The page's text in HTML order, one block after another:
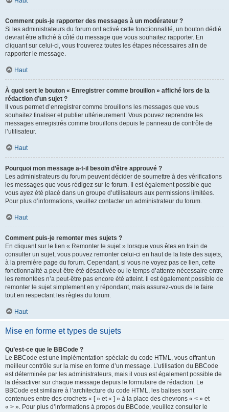
Comment puis-je rapporter des messages à un modérateur ?
Si les administrateurs du forum ont activé cette fonctionnalité, un bouton dédié
devrait être affiché à côté du message que vous souhaitez rapporter. En
cliquant sur celui-ci, vous trouverez toutes les étapes nécessaires afin de
rapporter le message.
Haut
À quoi sert le bouton « Enregistrer comme brouillon » affiché lors de la
rédaction d’un sujet ?
Il vous permet d’enregistrer comme brouillons les messages que vous
souhaitez finaliser et publier ultérieurement. Vous pouvez reprendre les
messages enregistrés comme brouillons depuis le panneau de contrôle de
l’utilisateur.
Haut
Pourquoi mon message a-t-il besoin d’être approuvé ?
Les administrateurs du forum peuvent décider de soumettre à des vérifications
les messages que vous rédigez sur le forum. Il est également possible que
vous ayez été placé dans un groupe d’utilisateurs aux permissions limitées.
Pour plus d’informations, veuillez contacter un administrateur du forum.
Haut
Comment puis-je remonter mes sujets ?
En cliquant sur le lien « Remonter le sujet » lorsque vous êtes en train de
consulter un sujet, vous pouvez remonter celui-ci en haut de la liste des sujets,
à la première page du forum. Cependant, si vous ne voyez pas ce lien, cette
fonctionnalité a peut-être été désactivée ou le temps d’attente nécessaire entre
les remontées n’a peut-être pas encore été atteint. Il est également possible de
remonter le sujet simplement en y répondant, mais assurez-vous de le faire
tout en respectant les règles du forum.
Haut
Mise en forme et types de sujets
Qu’est-ce que le BBCode ?
Le BBCode est une implémentation spéciale du code HTML, vous offrant un
meilleur contrôle sur la mise en forme d’un message. L’utilisation du BBCode
est déterminée par les administrateurs, mais il vous est également possible de
la désactiver sur chaque message depuis le formulaire de rédaction. Le
BBCode est similaire à l’architecture du code HTML, les balises sont
contenues entre des crochets « [ » et « ] » à la place des chevrons « < » et
« > ». Pour plus d’informations à propos du BBCode, veuillez consulter le